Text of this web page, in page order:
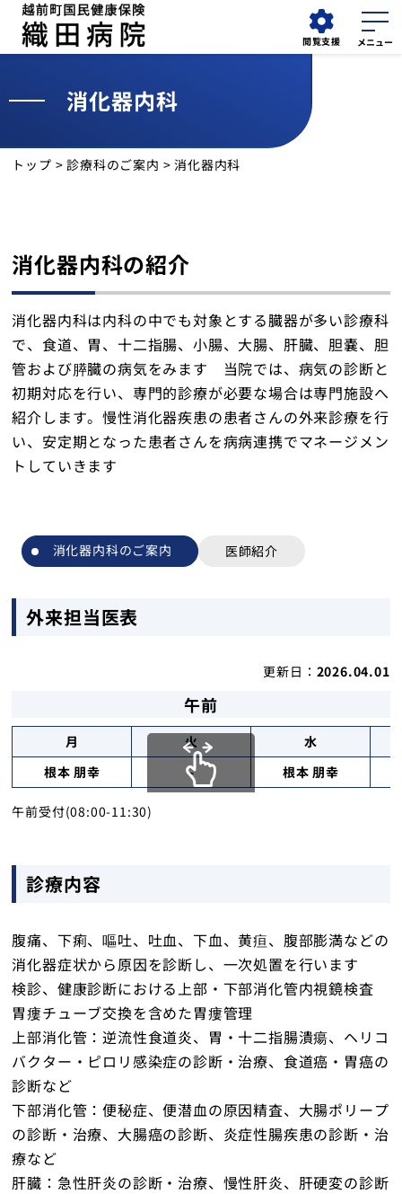
閲覧支援
外来
採用情報 検索
入院・面会
診療科
診療部門
健診・人間ドック
在宅サービス
織田病院について
コラム
アクセス
お問い合わせ
消化器内科
トップ >診療科のご案内 > 消化器内科
消化器内科の紹介
消化器内科は内科の中でも対象とする臓器が多い診療科
で、食道、胃、十二指腸、小腸、大腸、肝臓、胆嚢、胆
管および膵臓の病気をみます 当院では、病気の診断と
初期対応を行い、専門的診療が必要な場合は専門施設へ
紹介します。慢性消化器疾患の患者さんの外来診療を行
い、安定期となった患者さんを病病連携でマネージメン
トしていきます
消化器内科のご案内 医師紹介
外来担当医表
更新日： 2026.04.01
午前
月 火
水
根本 朋幸
- 根本 朋幸
午前受付(08:00-11:30)
診療内容
腹痛、下痢、嘔吐、吐血、下血、黄疸、腹部膨満などの
消化器症状から原因を診断し、一次処置を行います
検診、健康診断における上部・下部消化管内視鏡検査
胃瘻チューブ交換を含めた胃瘻管理
上部消化管：逆流性食道炎、胃・十二指腸潰瘍、ヘリコ
バクター・ピロリ感染症の診断・治療、食道癌・胃癌の
診断など
下部消化管：便秘症、便潜血の原因精査、大腸ポリープ
の診断・治療、大腸癌の診断、炎症性腸疾患の診断・治
療など
肝臓：急性肝炎の診断・治療、慢性肝炎、肝硬変の診断